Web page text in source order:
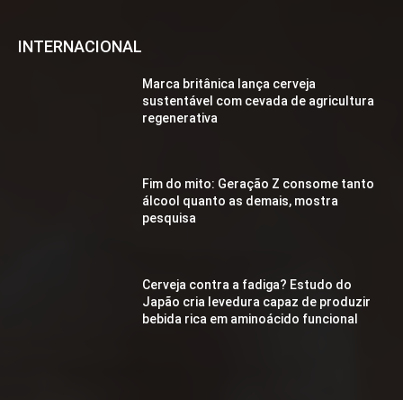
INTERNACIONAL
Marca britânica lança cerveja
sustentável com cevada de agricultura
regenerativa
Fim do mito: Geração Z consome tanto
álcool quanto as demais, mostra
pesquisa
Cerveja contra a fadiga? Estudo do
Japão cria levedura capaz de produzir
bebida rica em aminoácido funcional